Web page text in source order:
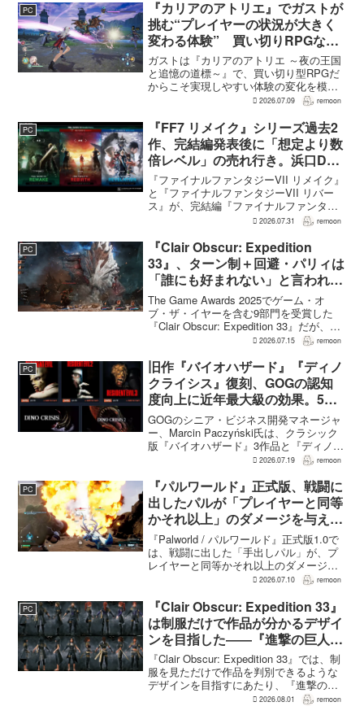
フィジカル版を実現できるよう調整を進
めているという。G...
PC
『カリアのアトリエ』でガストが
挑む“プレイヤーの状況が大きく
変わる体験” 買い切りRPGなら
ではの変化とは
ガストは『カリアのアトリエ ～夜の王国
と追憶の道標～』で、買い切り型RPGだ
からこそ実現しやすい体験の変化を模索
している。大型の運営型ゲームが継続的
かで、同社はキャラクターやビジュアル
の魅力だけでなく、ゲ...
2026.07.09 remoon
PC
『FF7 リメイク』シリーズ過去2
作、完結編発表後に「想定より数
倍レベル」の売れ行き。浜口Dが
明かす
『ファイナルファンタジーVII リメイク』
と『ファイナルファンタジーVII リバー
ス』が、完結編『ファイナルファンタジ
ーVII リベレーション』の発表後、「我々
ると、シリーズディレクターの浜口直樹
氏がAU...
2026.07.31 remoon
PC
『Clair Obscur: Expedition
33』、ターン制＋回避・パリィは
「誰にも好まれない」と言われて
いた 開発陣は実際に遊んだ面白
さを優先
The Game Awards 2025でゲーム・オ
ブ・ザ・イヤーを含む9部門を受賞した
『Clair Obscur: Expedition 33』だが、タ
ーン制バトルに回避やパリィを組み合わ
い」と何度も言...
2026.07.15 remoon
PC
旧作『バイオハザード』『ディノ
クライシス』復刻、GOGの認知
度向上に近年最大級の効果。5作
品は90％超の肯定的評価
GOGのシニア・ビジネス開発マネージャ
ー、Marcin Paczyński氏は、クラシック
版『バイオハザード』3作品と『ディノク
ライシス』2作品の復刻が、近年のGOG
上に認知度向上へ貢献したと語った。現
在...
2026.07.19 remoon
PC
『パルワールド』正式版、戦闘に
出したパルが「プレイヤーと同等
かそれ以上」のダメージを与えら
れるように
『Palworld / パルワールド』正式版1.0で
は、戦闘に出した「手出しパル」が、プ
レイヤーと同等かそれ以上のダメージを
敵に与えられるようになった。ほぼすべ
挙動、クールダウン時間、使いやすさが
見直され...
2026.07.10 remoon
PC
『Clair Obscur: Expedition 33』
は制服だけで作品が分かるデザイ
ンを目指した――『進撃の巨人』
の制服と『BLEACH』のキャラ
造形が影響
『Clair Obscur: Expedition 33』では、制
服を見ただけで作品を判別できるような
デザインを目指すにあたり、『進撃の巨
人』を参考にしたという。あわせて、キ
2026.08.01 remoon